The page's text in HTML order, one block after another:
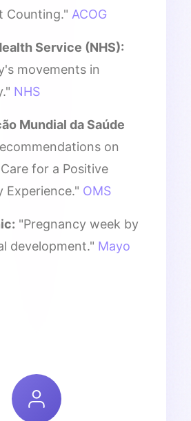
Counting." ACOG
Service (NHS):
movements in
NHS
Mundial da Saúde
on
for a Positive
Experience." OMS
"Pregnancy week by
development." Mayo